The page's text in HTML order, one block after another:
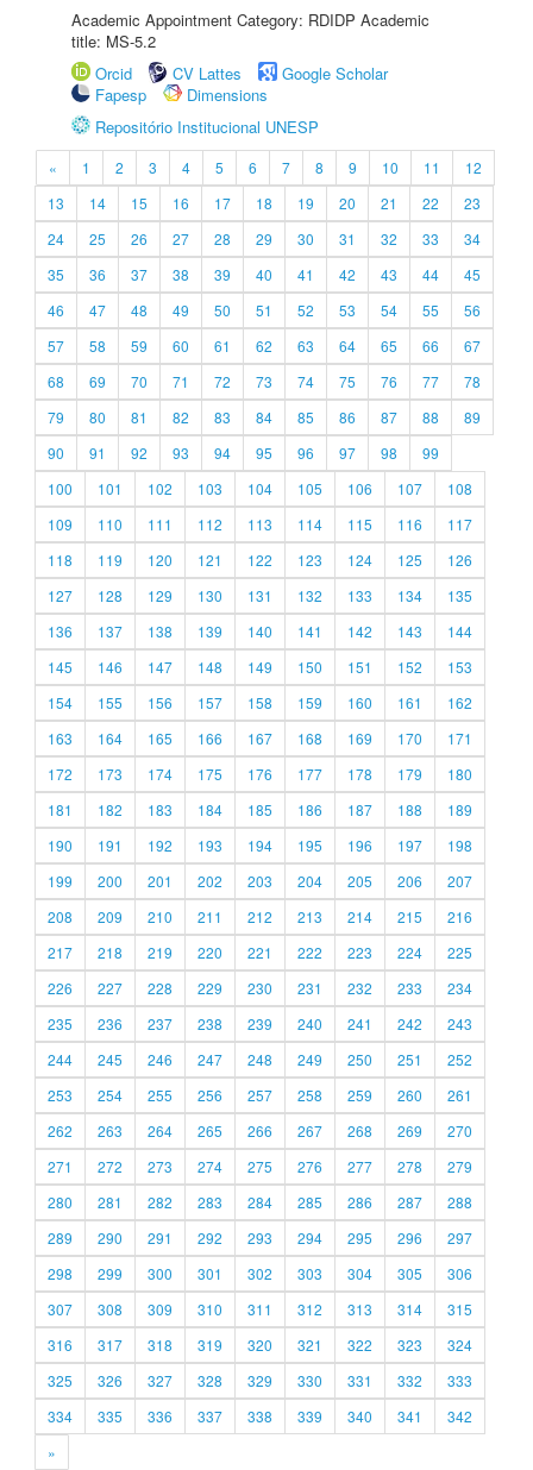
Academic Appointment Category: RDIDP Academic
title: MS-5.2
Orcid
CV Lattes
Google Scholar
Fapesp
Dimensions
Repositório Institucional UNESP
« 1 2 3 4 5 6 7 8 9 10 11
12
13
14 15 16 17 18 19 20 21 22
23
24
25 26 27 28 29 30 31 32 33
34
35
36 37 38 39 40 41 42 43 44
45
46
47 48 49 50 51 52 53 54 55
56
57
58 59 60 61 62 63 64 65 66
67
68
69 70 71 72 73 74 75 76 77
78
79
80 81 82 83 84 85 86 87 88
89
90
91 92 93 94 95 96 97 98
99
100
101 102 103 104 105 106 107
108
109
110 111 112 113 114 115 116
117
118
119 120 121 122 123 124 125
126
127
128 129 130 131 132 133 134
135
136
137 138 139 140 141 142 143
144
145
146 147 148 149 150 151 152
153
154
155 156 157 158 159 160 161
162
163
164 165 166 167 168 169 170
171
172
173 174 175 176 177 178 179
180
181
182 183 184 185 186 187 188
189
190
191 192 193 194 195 196 197
198
199
200 201 202 203 204 205 206
207
208
209 210 211 212 213 214 215
216
217
218 219 220 221 222 223 224
225
226
227 228 229 230 231 232 233
234
235
236 237 238 239 240 241 242
243
244
245 246 247 248 249 250 251
252
253
254 255 256 257 258 259 260
261
262
263 264 265 266 267 268 269
270
271
272 273 274 275 276 277 278
279
280
281 282 283 284 285 286 287
288
289
290 291 292 293 294 295 296
297
298
299 300 301 302 303 304 305
306
307
308 309 310 311 312 313 314
315
316
317 318 319 320 321 322 323
324
325
326 327 328 329 330 331 332
333
334
335 336 337 338 339 340 341
342
»